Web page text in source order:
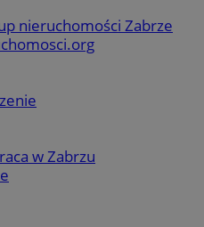
nieruchomości Zabrze
w Zabrzu